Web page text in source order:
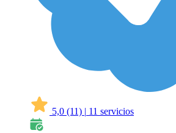
5,0 (11) | 11 servicios